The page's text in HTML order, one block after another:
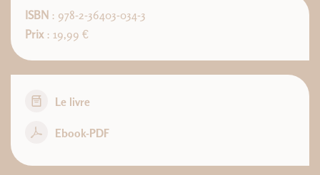
ISBN : 978-2-36403-034-3
Prix : 19,99 €
Le livre
Ebook-PDF